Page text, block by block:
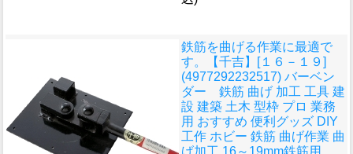
鉄筋を曲げる作業に最適で
す。
【千吉】[１６－１９]
(4977292232517) バーベン
ダー 鉄筋 曲げ 加工 工具 建
設 建築 土木 型枠 プロ 業務
用 おすすめ 便利グッズ DIY
工作 ホビー 鉄筋 曲げ作業 曲